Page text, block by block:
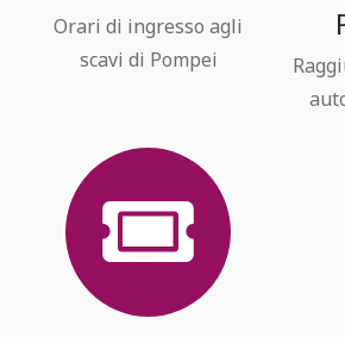
Orari di ingresso agli
scavi di Pompei